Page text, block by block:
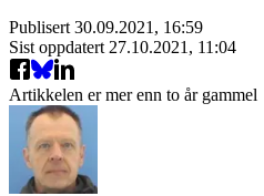
Publisert 30.09.2021, 16:59
Sist oppdatert 27.10.2021, 11:04
Artikkelen er mer enn to år gammel